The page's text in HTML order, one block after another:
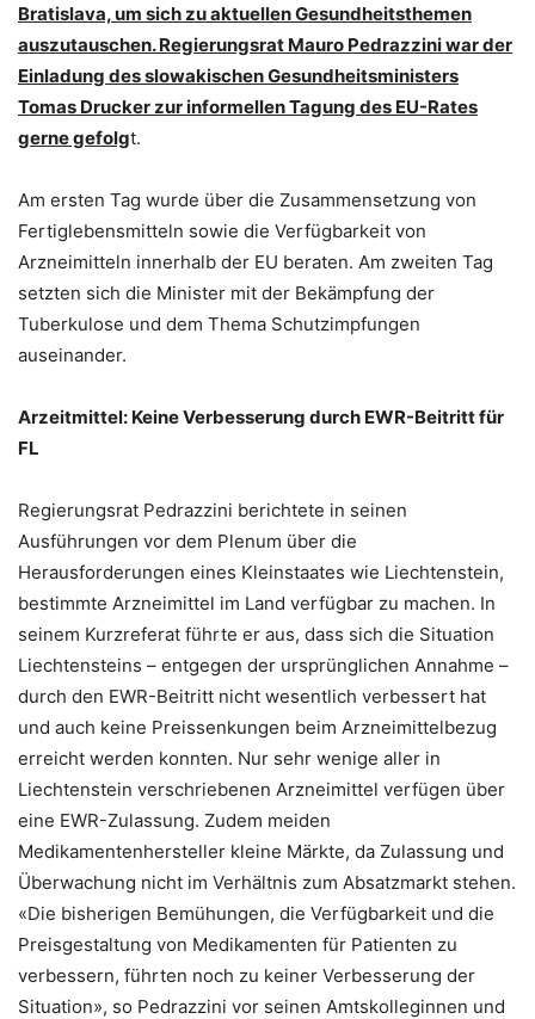
Bratislava, um sich zu aktuellen Gesundheitsthemen
auszutauschen. Regierungsrat Mauro Pedrazzini war der
Einladung des slowakischen Gesundheitsministers
Tomas Drucker zur informellen Tagung des EU-Rates
gerne gefolgt.
Am ersten Tag wurde über die Zusammensetzung von
Fertiglebensmitteln sowie die Verfügbarkeit von
Arzneimitteln innerhalb der EU beraten. Am zweiten Tag
setzten sich die Minister mit der Bekämpfung der
Tuberkulose und dem Thema Schutzimpfungen
auseinander.
Arzeitmittel: Keine Verbesserung durch EWR-Beitritt für
FL
Regierungsrat Pedrazzini berichtete in seinen
Ausführungen vor dem Plenum über die
Herausforderungen eines Kleinstaates wie Liechtenstein,
bestimmte Arzneimittel im Land verfügbar zu machen. In
seinem Kurzreferat führte er aus, dass sich die Situation
Liechtensteins – entgegen der ursprünglichen Annahme –
durch den EWR-Beitritt nicht wesentlich verbessert hat
und auch keine Preissenkungen beim Arzneimittelbezug
erreicht werden konnten. Nur sehr wenige aller in
Liechtenstein verschriebenen Arzneimittel verfügen über
eine EWR-Zulassung. Zudem meiden
Medikamentenhersteller kleine Märkte, da Zulassung und
Überwachung nicht im Verhältnis zum Absatzmarkt stehen.
«Die bisherigen Bemühungen, die Verfügbarkeit und die
Preisgestaltung von Medikamenten für Patienten zu
verbessern, führten noch zu keiner Verbesserung der
Situation», so Pedrazzini vor seinen Amtskolleginnen und